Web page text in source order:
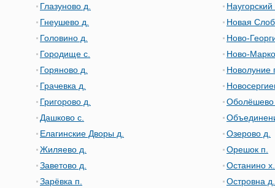
Глазуново д.
Гнеушево д.
Головино д.
Городище с.
Горяново д.
Грачевка д.
Григорово д.
Дашково с.
Елагинские Дворы д.
Жиляево д.
Заветово д.
Зарёвка п.
Наугорский
Новая
Ново-
Ново-
Новолуние
Оболёшево
Озерово д.
Орешок п.
Останино х.
Островна д.